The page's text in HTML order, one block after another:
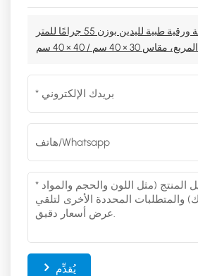
منشفة ورقية طبية لليدين بوزن 55 جرامًا للمتر
المربع، مقاس 30 × 40 سم / 40 × 40 سم
يُقدِّم